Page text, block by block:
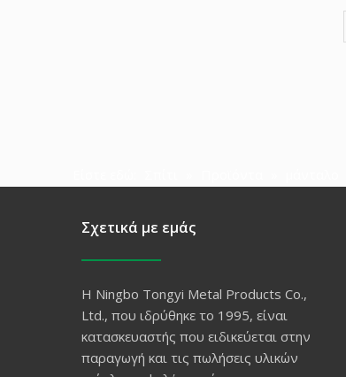
Σχετικά με εμάς
Η Ningbo Tongyi Metal Products Co.,
Ltd., που ιδρύθηκε το 1995, είναι
κατασκευαστής που ειδικεύεται στην
παραγωγή και τις πωλήσεις υλικών